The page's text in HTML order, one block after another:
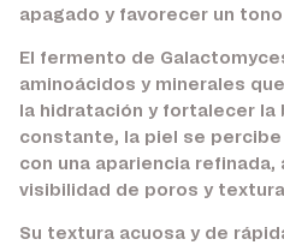
apagado y favorecer un
El fermento de
aminoácidos y minerales
la hidratación y fortalecer la
constante, la piel se
con una apariencia refinada,
visibilidad de poros y
Su textura acuosa y de